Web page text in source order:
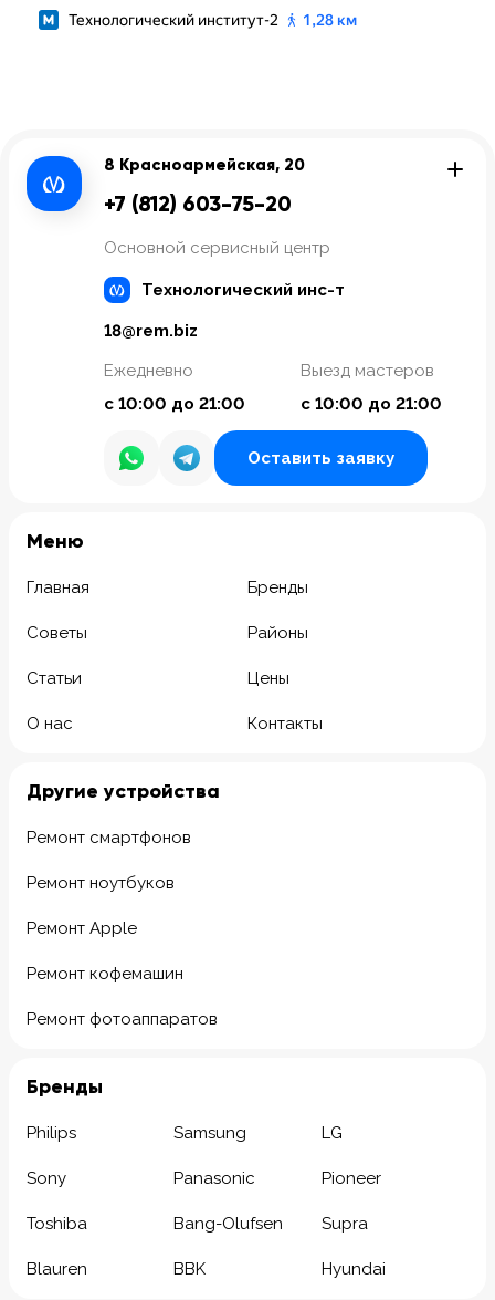
8 Красноармейская, 20
+7 (812) 603-75-20
Основной сервисный центр
Технологический инс-т
18@rem.biz
Ежедневно
с 10:00 до 21:00
Выезд мастеров
с 10:00 до 21:00
Оставить заявку
Meню
Главная Бренды
Советы Районы
Статьи Цены
О нас Контакты
Другие устройства
Ремонт смартфонов
Ремонт ноутбуков
Ремонт Apple
Ремонт кофемашин
Ремонт фотоаппаратов
Бренды
Philips Samsung LG
Sony Panasonic Pioneer
Toshiba Bang-Olufsen Supra
Blauren BBK Hyundai